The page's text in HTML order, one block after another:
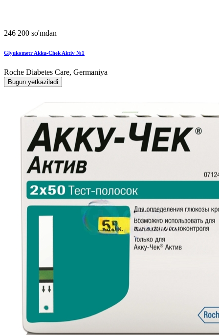
246 200 so'mdan
Glyukometr Akku-Chek Aktiv №1
Roche Diabetes Care, Germaniya
Bugun yetkaziladi